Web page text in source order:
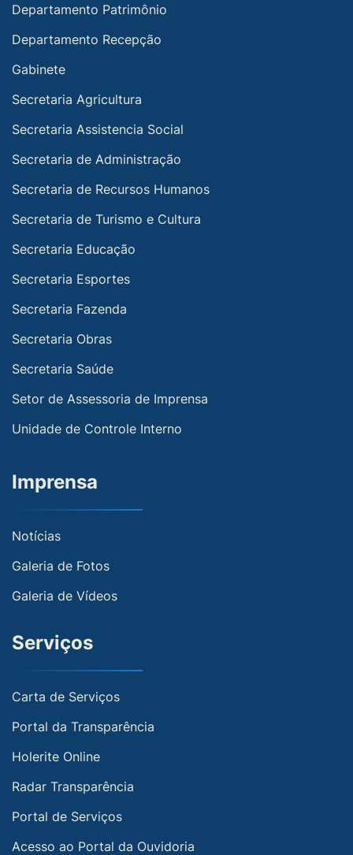
Departamento Patrimônio
Departamento Recepção
Gabinete
Secretaria Agricultura
Secretaria Assistencia Social
Secretaria de Administração
Secretaria de Recursos Humanos
Secretaria de Turismo e Cultura
Secretaria Educação
Secretaria Esportes
Secretaria Fazenda
Secretaria Obras
Secretaria Saúde
Setor de Assessoria de Imprensa
Unidade de Controle Interno
Imprensa
Notícias
Galeria de Fotos
Galeria de Vídeos
Serviços
Carta de Serviços
Portal da Transparência
Holerite Online
Radar Transparência
Portal de Serviços
Acesso ao Portal da Ouvidoria